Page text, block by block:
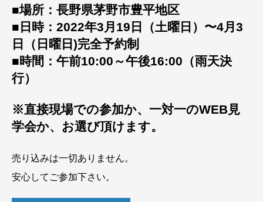
■場所：長野県茅野市豊平地区
■日時：2022年3月19日（土曜日）〜4月3
日（日曜日)完全予約制
■時間：午前10:00～午後16:00（雨天決
行）
※直接現場での参加か、一対一のWEB見
学会か、お選び頂けます。
売り込みは一切ありません。
安心してご参加下さい。